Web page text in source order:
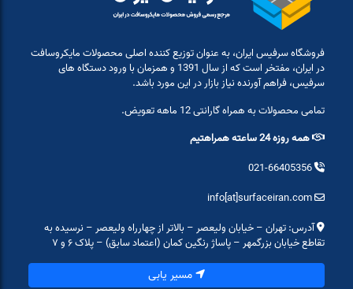
فروشگاه سرفیس ایران، به عنوان توزیع کننده اصلی محصولات مایکروسافت
در ایران، مفتخر است که از سال 1391 و همزمان با ورود دستگاه های
سرفیس، فراهم آورنده نیاز بازار در این مورد باشد.
تمامی محصولات به همراه گارانتی 12 ماهه تعویض.
همه روزه 24 ساعته همراهتیم
021-66405356
آدرس: تهران – خیابان ولیعصر – بالاتر از چهارراه ولیعصر – نرسیده به
تقاطع خیابان بزرگمهر – پاساژ رنگین کمان (اعتماد سابق) – پلاک ۶ و ۷
مسیر یابی